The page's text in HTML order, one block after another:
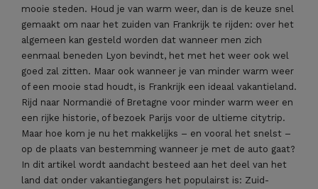
mooie steden. Houd je van warm weer, dan is de keuze snel
gemaakt om naar het zuiden van Frankrijk te rijden: over het
algemeen kan gesteld worden dat wanneer men zich
eenmaal beneden Lyon bevindt, het met het weer ook wel
goed zal zitten. Maar ook wanneer je van minder warm weer
of een mooie stad houdt, is Frankrijk een ideaal vakantieland.
Rijd naar Normandië of Bretagne voor minder warm weer en
een rijke historie, of bezoek Parijs voor de ultieme citytrip.
Maar hoe kom je nu het makkelijks – en vooral het snelst –
op de plaats van bestemming wanneer je met de auto gaat?
In dit artikel wordt aandacht besteed aan het deel van het
land dat onder vakantiegangers het populairst is: Zuid-